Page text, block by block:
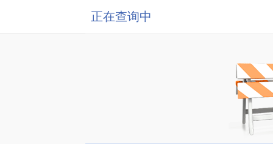
正在查询中